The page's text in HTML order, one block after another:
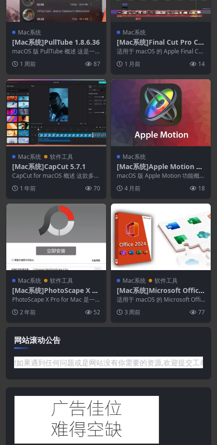
Mac系统
[Mac系统]PullTube 1.8.6.36
macOS 版 PullTube 概述 这是一
下...1 周前 87
Mac系统
[Mac系统]Final Cut Pro Cre
ator Studio 12.3
适用于 macOS 的 Apple Final Cut
1 月前 14
Mac系统 软件工具
[Mac系统]CapCut 5.7.1
CapCut for macOS 概述 这款多功
松...1 年前 70
Mac系统
[Mac系统]Apple Motion Cr
eator Studio 6.2.0
macOS 版 Apple Motion 功能概
4 月前 18
Mac系统 软件工具
[Mac系统]PhotoScape X Pr
o for Mac 4.2.2 照片编辑软
件TNT版
PhotoScape X Pro for Mac 是一
2 年前 52
Mac系统 软件工具
[Mac系统]Microsoft Office
2024 16.111
适用于 macOS 的 Microsoft Offic
3 周前 77
网站滚动公告
种信息资源!如果遇到任何问题或是网站没有你需要的资源,欢迎